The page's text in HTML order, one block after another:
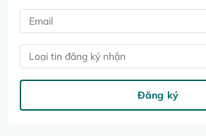
Loại tin đăng ký nhận
Đăng ký